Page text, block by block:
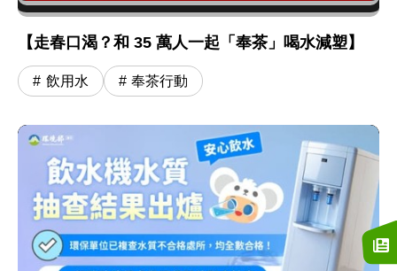
【走春口渴？和 35 萬人一起「奉茶」喝水減塑】
飲用水 奉茶行動